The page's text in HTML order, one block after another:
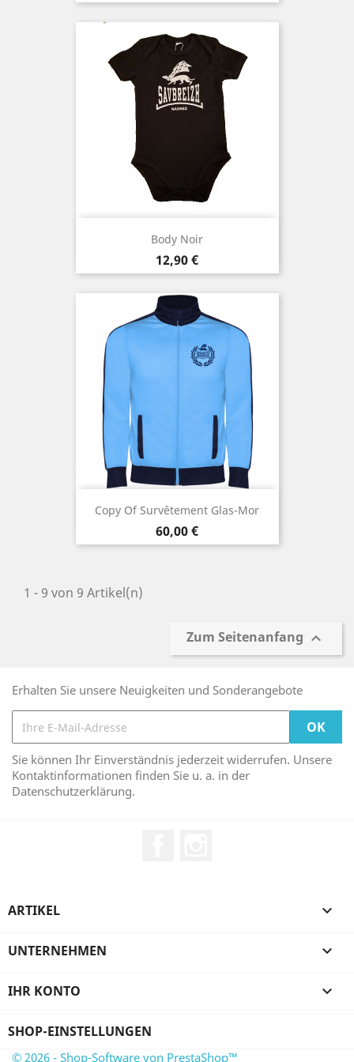
Body Noir
Preis
12,90 €
Copy Of Survêtement Glas-Mor
Preis
60,00 €
1 - 9 von 9 Artikel(n)
Zum Seitenanfang 
Erhalten Sie unsere Neuigkeiten und Sonderangebote
Sie können Ihr Einverständnis jederzeit widerrufen. Unsere
Kontaktinformationen finden Sie u. a. in der
Datenschutzerklärung.
ARTIKEL 
UNTERNEHMEN 
IHR KONTO 
SHOP-EINSTELLUNGEN
© 2026 - Shop-Software von PrestaShop™